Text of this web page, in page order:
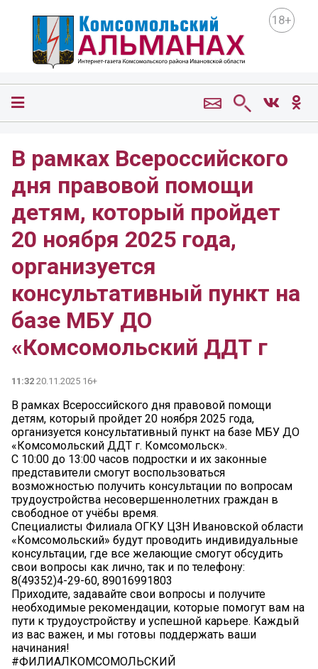
18+
В рамках Всероссийского
дня правовой помощи
детям, который пройдет
20 ноября 2025 года,
организуется
консультативный пункт на
базе МБУ ДО
«Комсомольский ДДТ г
11:32 20.11.2025 16+
В рамках Всероссийского дня правовой помощи
детям, который пройдет 20 ноября 2025 года,
организуется консультативный пункт на базе МБУ ДО
«Комсомольский ДДТ г. Комсомольск».
С 10:00 до 13:00 часов подростки и их законные
представители смогут воспользоваться
возможностью получить консультации по вопросам
трудоустройства несовершеннолетних граждан в
свободное от учёбы время.
Специалисты Филиала ОГКУ ЦЗН Ивановской области
«Комсомольский» будут проводить индивидуальные
консультации, где все желающие смогут обсудить
свои вопросы как лично, так и по телефону:
8(49352)4-29-60, 89016991803
Приходите, задавайте свои вопросы и получите
необходимые рекомендации, которые помогут вам на
пути к трудоустройству и успешной карьере. Каждый
из вас важен, и мы готовы поддержать ваши
начинания!
#ФИЛИАЛКОМСОМОЛЬСКИЙ